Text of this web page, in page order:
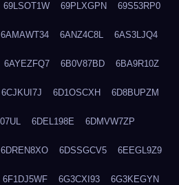
69LSOT1W 69PLXGPN 69S53RP0
6AMAWT34 6ANZ4C8L 6AS3LJQ4
6AYEZFQ7 6B0V87BD 6BA9R10Z
6CJKUI7J 6D1OSCXH 6D8BUPZM
6DEL198E 6DMVW7ZP
6DREN8XO 6DSSGCV5 6EEGL9Z9
6F1DJ5WF 6G3CXI93 6G3KEGYN